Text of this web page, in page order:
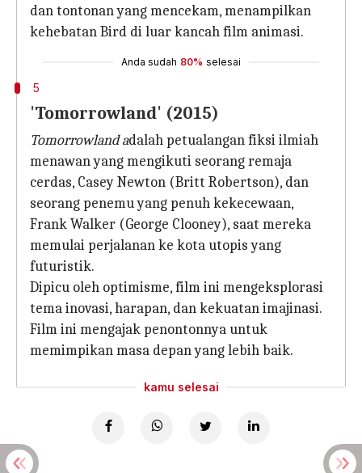
dan tontonan yang mencekam, menampilkan
kehebatan Bird di luar kancah film animasi.
Anda sudah 80% selesai
5
'Tomorrowland' (2015)
Tomorrowland adalah petualangan fiksi ilmiah
menawan yang mengikuti seorang remaja
cerdas, Casey Newton (Britt Robertson), dan
seorang penemu yang penuh kekecewaan,
Frank Walker (George Clooney), saat mereka
memulai perjalanan ke kota utopis yang
futuristik.
Dipicu oleh optimisme, film ini mengeksplorasi
tema inovasi, harapan, dan kekuatan imajinasi.
Film ini mengajak penontonnya untuk
memimpikan masa depan yang lebih baik.
kamu selesai